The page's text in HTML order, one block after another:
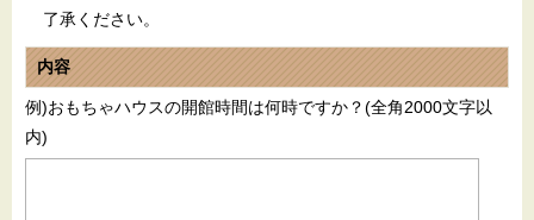
了承ください。
内容
例)おもちゃハウスの開館時間は何時ですか？(全角2000文字以
内)